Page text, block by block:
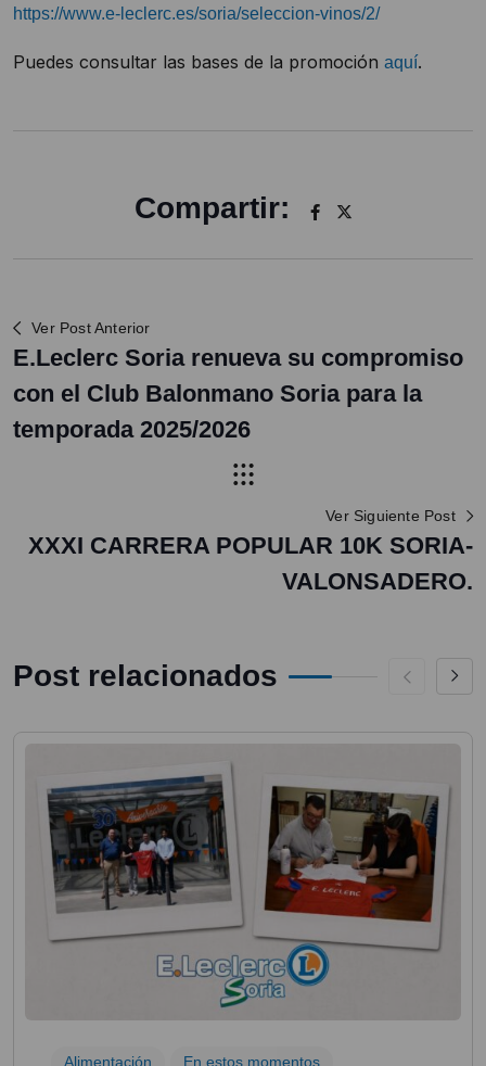
https://www.e-leclerc.es/soria/seleccion-vinos/2/
Puedes consultar las bases de la promoción aquí.
Compartir:
Ver Post Anterior
E.Leclerc Soria renueva su compromiso
con el Club Balonmano Soria para la
temporada 2025/2026
Ver Siguiente Post
XXXI CARRERA POPULAR 10K SORIA-
VALONSADERO.
Post relacionados
Alimentación En estos momentos